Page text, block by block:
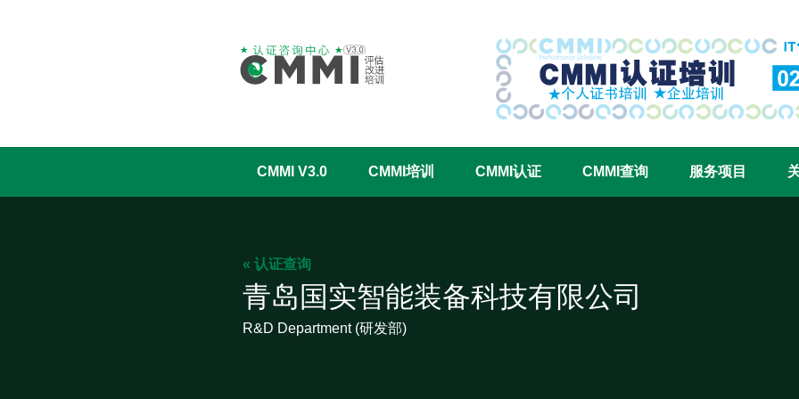
CMMI认证咨询中心官网
CMMI V3.0 CMMI培训 CMMI认证 CMMI查询 服务项目
« 认证查询
青岛国实智能装备科技有限公司
R&D Department (研发部)